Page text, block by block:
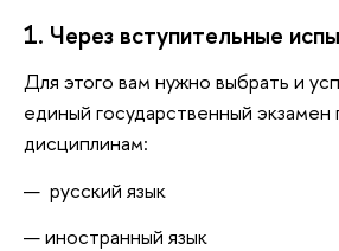
1. Через вступительные
Для этого вам нужно выбрать и
единый государственный
дисциплинам:
русский язык
иностранный язык